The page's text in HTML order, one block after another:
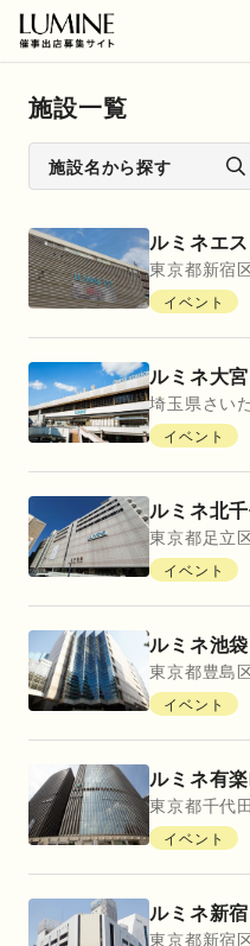
施設一覧
施設名から探す
ルミネエ
東京都新宿
イベント
ルミネ大宮
埼玉県さい
イベント
ルミネ北
東京都足立
イベント
ルミネ池袋
東京都豊島
イベント
ルミネ有
東京都千代
イベント
ルミネ新宿
東京都新宿